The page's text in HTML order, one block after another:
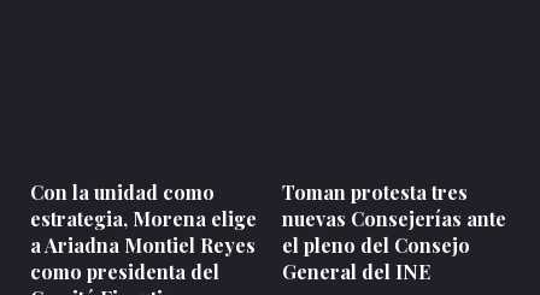
Con la unidad como
estrategia, Morena elige
a Ariadna Montiel Reyes
como presidenta del
Toman protesta tres
nuevas Consejerías ante
el pleno del Consejo
General del INE